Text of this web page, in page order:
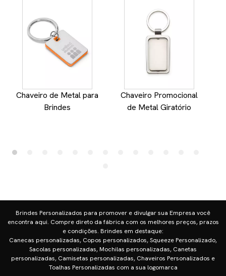
Chaveiro de Metal para
Brindes
Chaveiro Promocional
de Metal Giratório
Brindes Personalizados para promover e divulgar sua Empresa você
encontra aqui. Compre direto da fábrica com os melhores preços, prazos
e condições. Brindes em destaque:
Canecas personalizadas, Copos personalizados, Squeeze Personalizado,
Sacolas personalizadas, Mochilas personalizadas, Canetas
personalizadas, Camisetas personalizadas, Chaveiros Personalizados e
Toalhas Personalizadas com a sua logomarca